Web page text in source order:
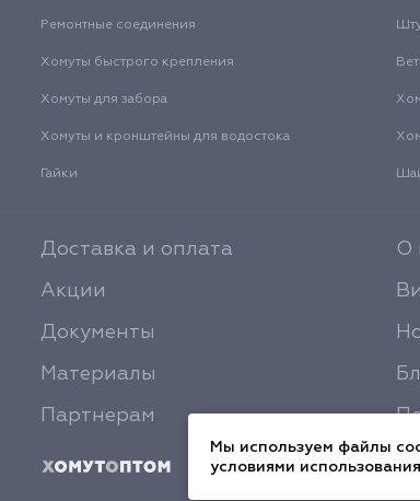
Ремонтные соединения
Хомуты быстрого крепления
Хомуты для забора
Хомуты и кронштейны для водостока
Гайки
Доставка и оплата
Акции
Документы
Материалы
Партнерам
О
© 2026 ХомутОптом Политика
Мы используем файлы
условиями